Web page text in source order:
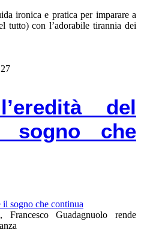
ironica e pratica per imparare a
tutto) con l’adorabile tirannia dei
del
che
Guadagnuolo rende